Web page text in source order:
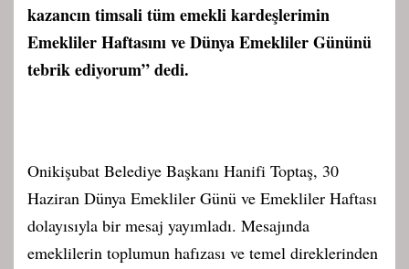
kazancın timsali tüm emekli kardeşlerimin
Emekliler Haftasını ve Dünya Emekliler Gününü
tebrik ediyorum” dedi.
Onikişubat Belediye Başkanı Hanifi Toptaş, 30
Haziran Dünya Emekliler Günü ve Emekliler Haftası
dolayısıyla bir mesaj yayımladı. Mesajında
emeklilerin toplumun hafızası ve temel direklerinden